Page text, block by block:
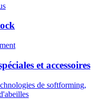
et accessoires
de softforming,